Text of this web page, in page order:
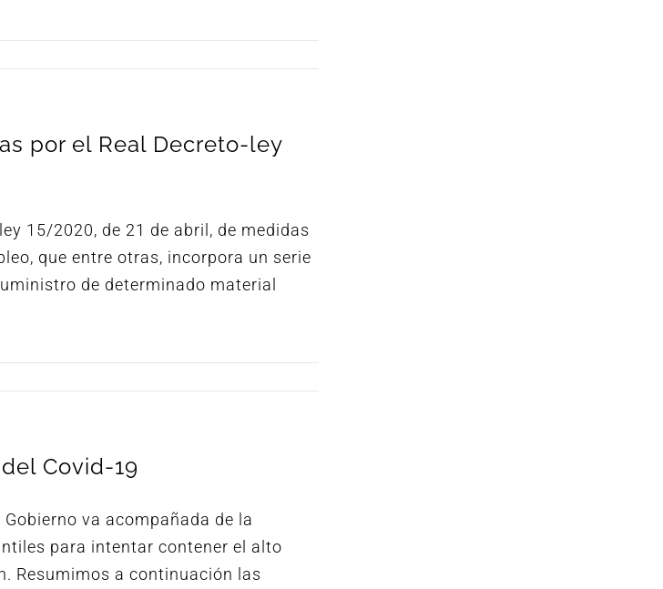
por el Real Decreto-ley
15/2020, de 21 de abril, de medidas
que entre otras, incorpora un serie
de determinado material
Covid-19
va acompañada de la
para intentar contener el alto
Resumimos a continuación las